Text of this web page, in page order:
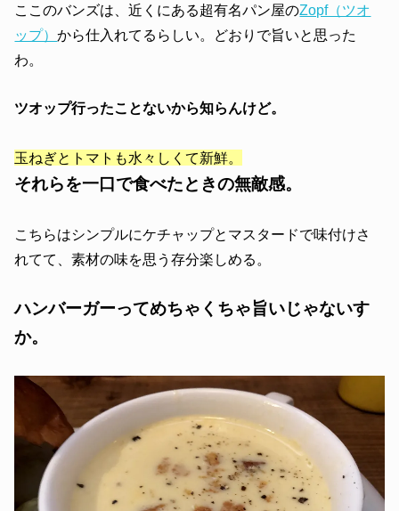
ここのバンズは、近くにある超有名パン屋のZopf（ツオ
ップ）から仕入れてるらしい。どおりで旨いと思った
わ。
ツオップ行ったことないから知らんけど。
玉ねぎとトマトも水々しくて新鮮。
それらを一口で食べたときの無敵感。
こちらはシンプルにケチャップとマスタードで味付けさ
れてて、素材の味を思う存分楽しめる。
ハンバーガーってめちゃくちゃ旨いじゃないす
か。